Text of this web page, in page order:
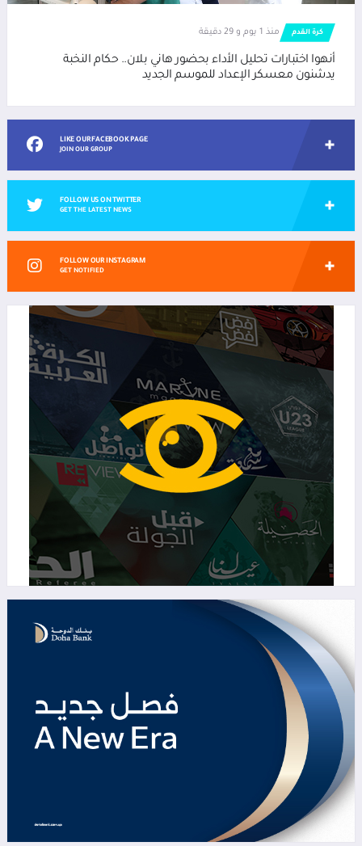
كرة القدم منذ 1 يوم و 29 دقيقة
أنهوا اختبارات تحليل الأداء بحضور هاني بلان.. حكام النخبة
يدشنون معسكر الإعداد للموسم الجديد
LIKE OUR FACEBOOK PAGE
JOIN OUR GROUP
FOLLOW US ON TWITTER
GET THE LATEST NEWS
FOLLOW OUR INSTAGRAM
GET NOTIFIED